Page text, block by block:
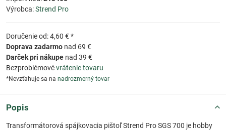
Výrobca:Strend Pro
Doručenie od: 4,60 € *
Doprava zadarmo nad 69 €
Darček pri nákupe nad 39 €
Bezproblémovévrátenie tovaru
*Nevzťahuje sa na nadrozmerný tovar
Popis
Transformátorová spájkovacia pištoľ Strend Pro SGS 700 je hobby